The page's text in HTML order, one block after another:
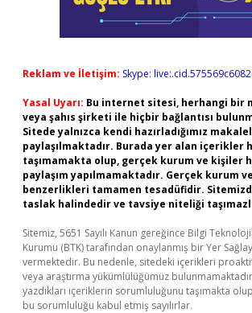
Reklam ve İletişim: Skype:
Yasal Uyarı: Bu internet sitesi, herhangi bir
veya şahıs şirketi ile hiçbir bağlantısı
Sitede yalnızca kendi hazırladığımız
paylaşılmaktadır. Burada yer alan içerikler
taşımamakta olup, gerçek kurum ve kişiler
paylaşım yapılmamaktadır. Gerçek kurum
benzerlikleri tamamen tesadüfidir.
taslak halindedir ve tavsiye niteliği
Sitemiz, 5651 Sayılı Kanun gereğince Bilgi
Kurumu (BTK) tarafından onaylanmış bir Yer
vermektedir. Bu nedenle, sitedeki içerikleri
veya araştırma yükümlülüğümüz
yazdıkları içeriklerin sorumluluğunu taşımakta
bu sorumluluğu kabul etmiş sayılırlar.